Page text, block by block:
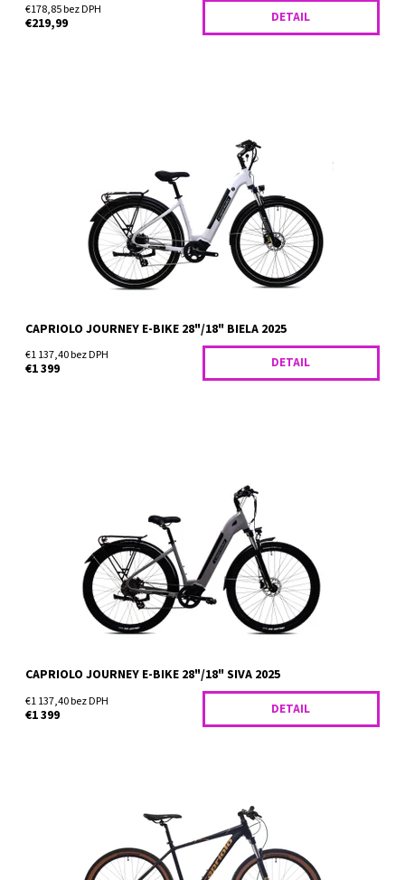
€178,85 bez DPH
€219,99 DETAIL
Objavte radosť z jazdy bez zbytočnej námahy s novým
elektrickým bicyklom Capriolo Journey E-Bike pre modelový rok
2025. V elegantnom bielom prevedení a s ľahkým hliníkovým
Dostupnosť:
Skladom
CAPRIOLO JOURNEY E-BIKE 28"/18" BIELA 2025
€1 137,40 bez DPH
€1 399 DETAIL
Objavte radosť z jazdy bez zbytočnej námahy s elektrickým
bicyklom Capriolo Journey E-Bike v atraktívnom sivom prevedení
pre modelový rok 2025. Tento e-bike s ľahkým hliníkovým...
Skladom
CAPRIOLO JOURNEY E-BIKE 28"/18" SIVA 2025
€1 137,40 bez DPH
€1 399 DETAIL